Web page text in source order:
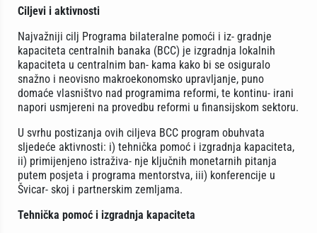
Ciljevi i aktivnosti
Najvažniji cilj Programa bilateralne pomoći i iz- gradnje
kapaciteta centralnih banaka (BCC) je izgradnja lokalnih
kapaciteta u centralnim ban- kama kako bi se osiguralo
snažno i neovisno makroekonomsko upravljanje, puno
domaće vlasništvo nad programima reformi, te kontinu- irani
napori usmjereni na provedbu reformi u finansijskom sektoru.
U svrhu postizanja ovih ciljeva BCC program obuhvata
sljedeće aktivnosti: i) tehnička pomoć i izgradnja kapaciteta,
ii) primijenjeno istraživa- nje ključnih monetarnih pitanja
putem posjeta i programa mentorstva, iii) konferencije u
Švicar- skoj i partnerskim zemljama.
Tehnička pomoć i izgradnja kapaciteta